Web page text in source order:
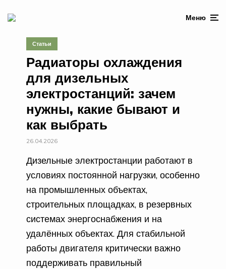
Меню
Статьи
Радиаторы охлаждения
для дизельных
электростанций: зачем
нужны, какие бывают и
как выбрать
26.04.2026
Дизельные электростанции работают в
условиях постоянной нагрузки, особенно
на промышленных объектах,
строительных площадках, в резервных
системах энергоснабжения и на
удалённых объектах. Для стабильной
работы двигателя критически важно
поддерживать правильный